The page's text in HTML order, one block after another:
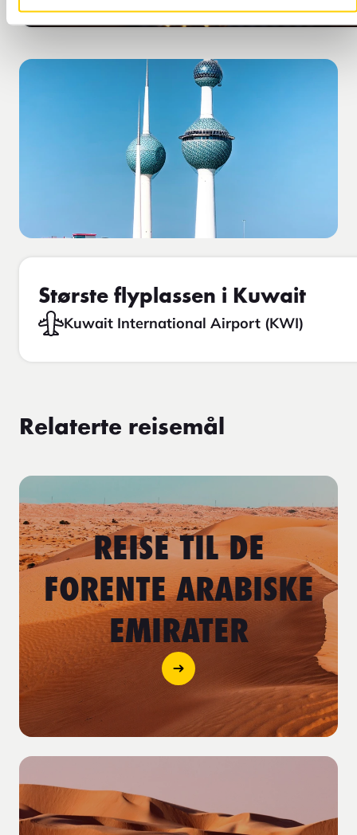
Største flyplassen i Kuwait
Kuwait International Airport (KWI)
Relaterte reisemål
REISE TIL DE
FORENTE ARABISKE
EMIRATER